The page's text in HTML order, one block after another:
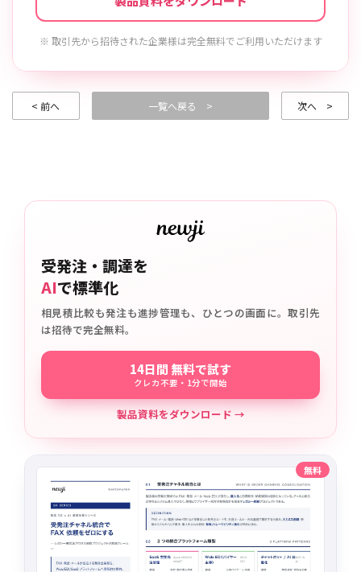
※ 取引先から招待された企業様は完全無料でご利用いただけます
< 前へ 一覧へ戻る > 次へ >
受発注・調達を
AIで標準化
相見積比較も発注も進捗管理も、ひとつの画面に。取引先
は招待で完全無料。
14日間 無料で試す
クレカ不要・1分で開始
製品資料をダウンロード →
無料